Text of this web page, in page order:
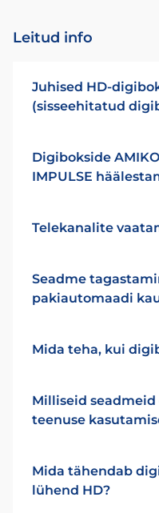
Leitud info
Juhised HD-
(sisseehitatud
Digibokside
IMPULSE
Telekanalite
Seadme
pakiautomaadi
Mida teha, kui
Milliseid seadmeid
teenuse
Mida tähendab
lühend HD?